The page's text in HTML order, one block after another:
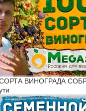
ВИНОГРАДА